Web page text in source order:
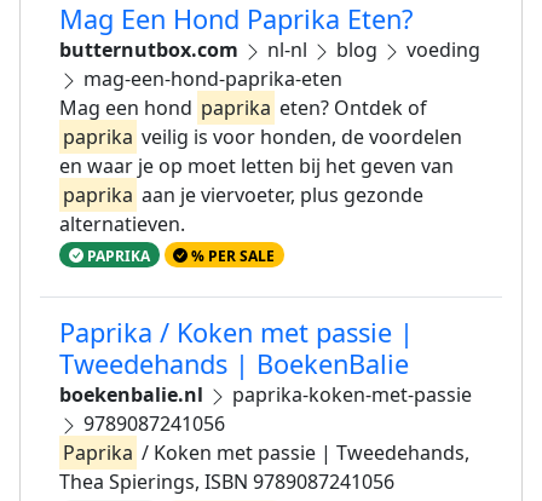
Mag Een Hond Paprika Eten?
butternutbox.com nl-nl blog
voeding
mag-een-hond-paprika-eten
Mag een hond paprika eten? Ontdek of
paprika veilig is voor honden, de voordelen
en waar je op moet letten bij het geven van
paprika aan je viervoeter, plus gezonde
alternatieven.
PAPRIKA % PER SALE
Paprika / Koken met passie |
Tweedehands | BoekenBalie
boekenbalie.nl
paprika-koken-met-passie
9789087241056
Paprika / Koken met passie | Tweedehands,
Thea Spierings, ISBN 9789087241056